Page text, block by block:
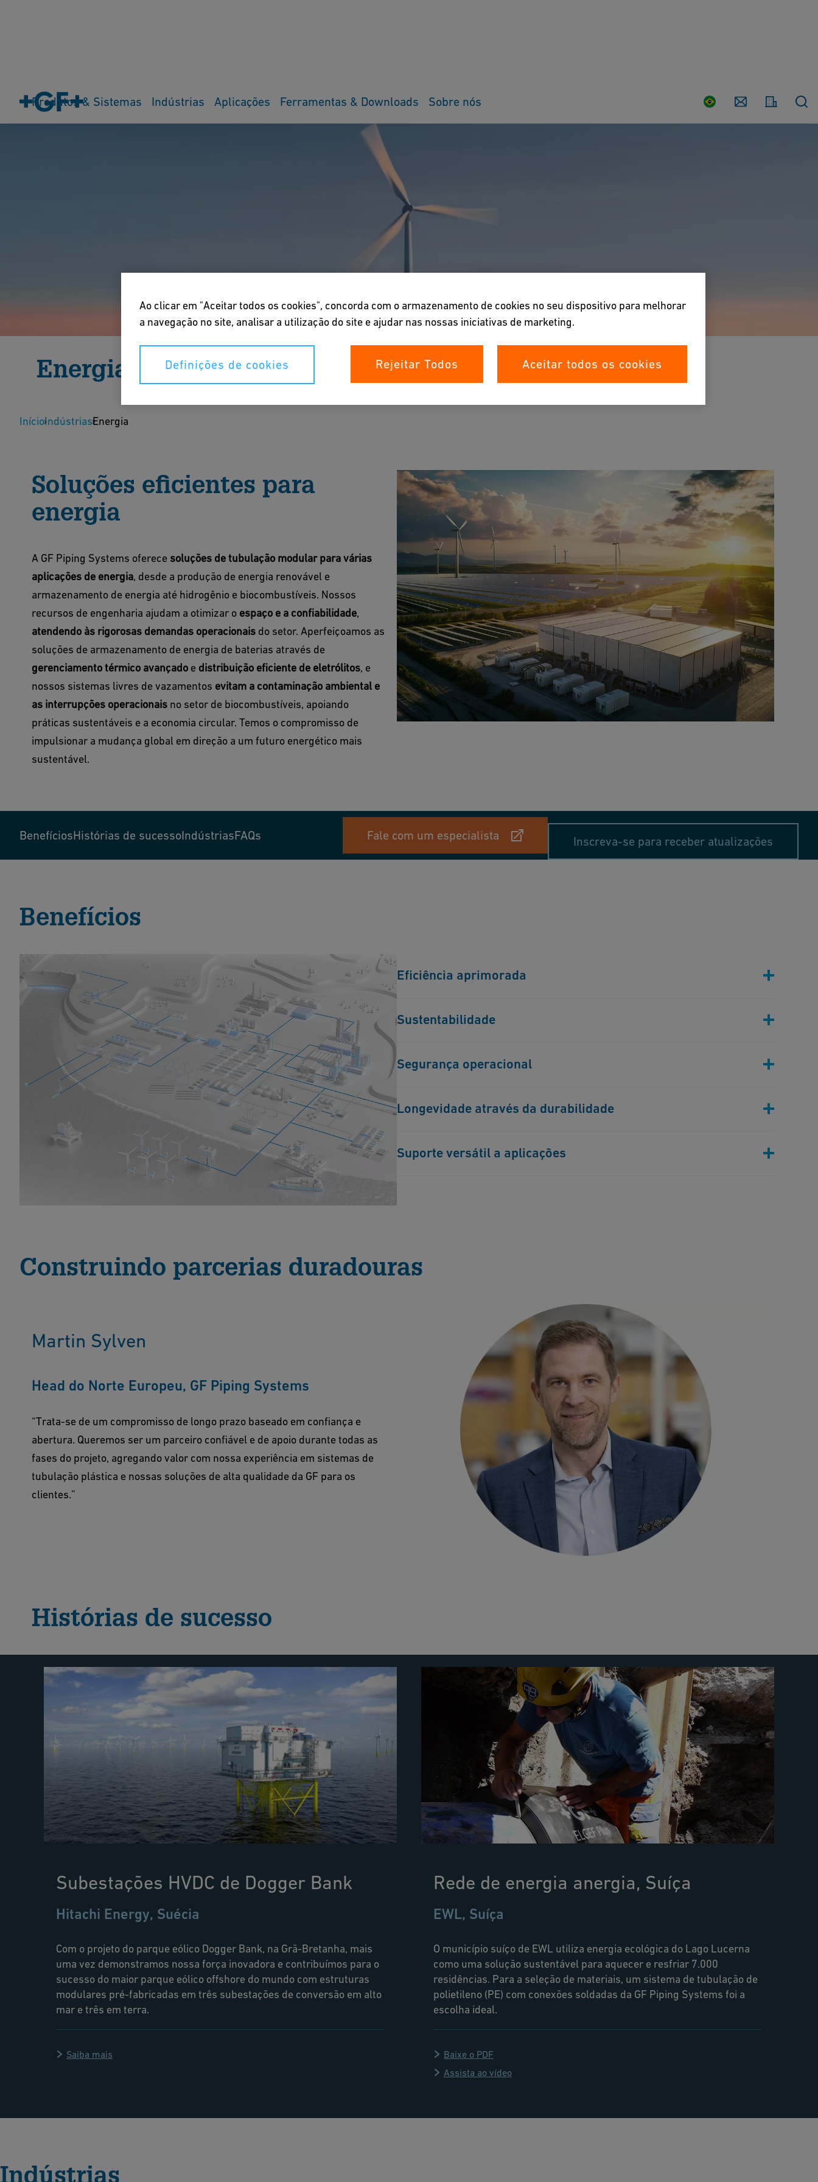
Contato
Produtos & Sistemas Indústrias Aplicações Ferramentas & Downloads Sobre nós
Energia
Pioneirismo em soluções de energia sustentável.
InícioIndústriasEnergia
Soluções eficientes para
energia
A GF Piping Systems oferece soluções de tubulação modular para várias
aplicações de energia, desde a produção de energia renovável e
armazenamento de energia até hidrogênio e biocombustíveis. Nossos
recursos de engenharia ajudam a otimizar o espaço e a confiabilidade,
atendendo às rigorosas demandas operacionais do setor. Aperfeiçoamos as
soluções de armazenamento de energia de baterias através de
gerenciamento térmico avançado e distribuição eficiente de eletrólitos, e
nossos sistemas livres de vazamentos evitam a contaminação ambiental e
as interrupções operacionais no setor de biocombustíveis, apoiando
práticas sustentáveis e a economia circular. Temos o compromisso de
impulsionar a mudança global em direção a um futuro energético mais
sustentável.
BenefíciosHistórias de sucessoIndústriasFAQs Fale com um especialista Inscreva-se para receber atualizações
Benefícios
Eficiência aprimorada
energia e o desempenho do sistema em usinas de energia e projetos de energia
Sustentabilidade
em direção à energia sustentável, reduzindo o impacto ambiental em vários
Segurança operacional
projetados para garantir os mais altos padrões de segurança no setor de
Longevidade através da durabilidade
das baterias de vazão e dos sistemas de gerenciamento térmico.
Suporte versátil a aplicações
Construindo parcerias duradouras
Martin Sylven
Head do Norte Europeu, GF Piping Systems
“Trata-se de um compromisso de longo prazo baseado em confiança e
abertura. Queremos ser um parceiro confiável e de apoio durante todas as
fases do projeto, agregando valor com nossa experiência em sistemas de
tubulação plástica e nossas soluções de alta qualidade da GF para os
clientes.”
Histórias de sucesso
Subestações HVDC de Dogger Bank
Hitachi Energy, Suécia
Com o projeto do parque eólico Dogger Bank, na Grã-Bretanha, mais
uma vez demonstramos nossa força inovadora e contribuímos para o
sucesso do maior parque eólico offshore do mundo com estruturas
modulares pré-fabricadas em três subestações de conversão em alto
mar e três em terra.
Saiba mais
Rede de energia anergia, Suíça
EWL, Suíça
O município suíço de EWL utiliza energia ecológica do Lago Lucerna
como uma solução sustentável para aquecer e resfriar 7.000
residências. Para a seleção de materiais, um sistema de tubulação de
polietileno (PE) com conexões soldadas da GF Piping Systems foi a
escolha ideal.
Baixe o PDF
Assista ao vídeo
Indústrias
Ao clicar em "Aceitar todos os cookies", concorda com o armazenamento de cookies no seu dispositivo para melhorar
a navegação no site, analisar a utilização do site e ajudar nas nossas iniciativas de marketing.
Definições de cookies Rejeitar Todos Aceitar todos os cookies